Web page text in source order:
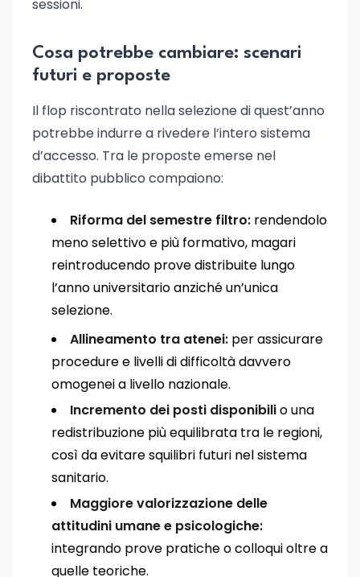
sessioni.
Cosa potrebbe cambiare: scenari
futuri e proposte
Il flop riscontrato nella selezione di quest’anno
potrebbe indurre a rivedere l’intero sistema
d’accesso. Tra le proposte emerse nel
dibattito pubblico compaiono:
Riforma del semestre filtro: rendendolo
meno selettivo e più formativo, magari
reintroducendo prove distribuite lungo
l’anno universitario anziché un’unica
selezione.
Allineamento tra atenei: per assicurare
procedure e livelli di difficoltà davvero
omogenei a livello nazionale.
Incremento dei posti disponibilio una
redistribuzione più equilibrata tra le regioni,
così da evitare squilibri futuri nel sistema
sanitario.
Maggiore valorizzazione delle
attitudini umane e psicologiche:
integrando prove pratiche o colloqui oltre a
quelle teoriche.